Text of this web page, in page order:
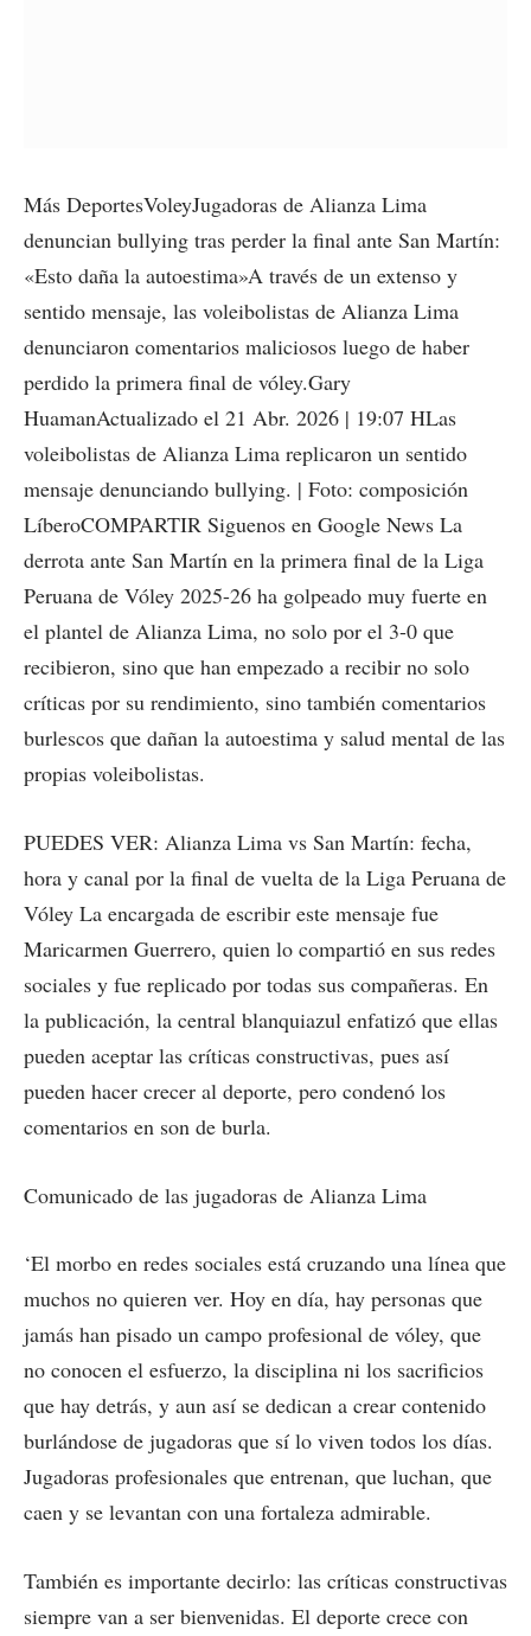
Más DeportesVoleyJugadoras de Alianza Lima
denuncian bullying tras perder la final ante San Martín:
«Esto daña la autoestima»A través de un extenso y
sentido mensaje, las voleibolistas de Alianza Lima
denunciaron comentarios maliciosos luego de haber
perdido la primera final de vóley.Gary
HuamanActualizado el 21 Abr. 2026 | 19:07 HLas
voleibolistas de Alianza Lima replicaron un sentido
mensaje denunciando bullying. | Foto: composición
LíberoCOMPARTIR Siguenos en Google News La
derrota ante San Martín en la primera final de la Liga
Peruana de Vóley 2025-26 ha golpeado muy fuerte en
el plantel de Alianza Lima, no solo por el 3-0 que
recibieron, sino que han empezado a recibir no solo
críticas por su rendimiento, sino también comentarios
burlescos que dañan la autoestima y salud mental de las
propias voleibolistas.
PUEDES VER: Alianza Lima vs San Martín: fecha,
hora y canal por la final de vuelta de la Liga Peruana de
Vóley La encargada de escribir este mensaje fue
Maricarmen Guerrero, quien lo compartió en sus redes
sociales y fue replicado por todas sus compañeras. En
la publicación, la central blanquiazul enfatizó que ellas
pueden aceptar las críticas constructivas, pues así
pueden hacer crecer al deporte, pero condenó los
comentarios en son de burla.
Comunicado de las jugadoras de Alianza Lima
‘El morbo en redes sociales está cruzando una línea que
muchos no quieren ver. Hoy en día, hay personas que
jamás han pisado un campo profesional de vóley, que
no conocen el esfuerzo, la disciplina ni los sacrificios
que hay detrás, y aun así se dedican a crear contenido
burlándose de jugadoras que sí lo viven todos los días.
Jugadoras profesionales que entrenan, que luchan, que
caen y se levantan con una fortaleza admirable.
También es importante decirlo: las críticas constructivas
siempre van a ser bienvenidas. El deporte crece con